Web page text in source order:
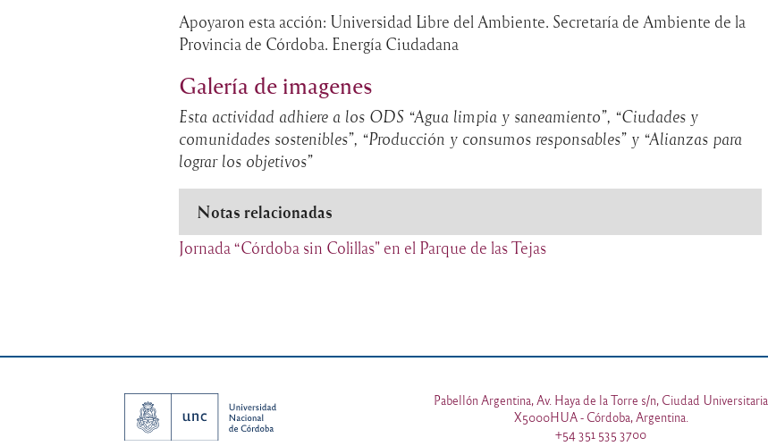
Apoyaron esta acción: Universidad Libre del Ambiente. Secretaría de Ambiente de la
Provincia de Córdoba. Energía Ciudadana
Galería de imagenes
Esta actividad adhiere a los ODS “Agua limpia y saneamiento”, “Ciudades y
comunidades sostenibles”, “Producción y consumos responsables” y “Alianzas para
lograr los objetivos”
Notas relacionadas
Jornada “Córdoba sin Colillas" en el Parque de las Tejas
Pabellón Argentina, Av. Haya de la Torre s/n, Ciudad Universitaria
X5000HUA - Córdoba, Argentina.
+54 351 535 3700